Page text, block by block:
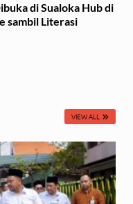
di Sualoka Hub di
sambil Literasi
VIEW ALL